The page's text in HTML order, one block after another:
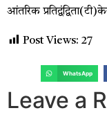
आंतरिक
Post Views: 27
WhatsApp
Leave a